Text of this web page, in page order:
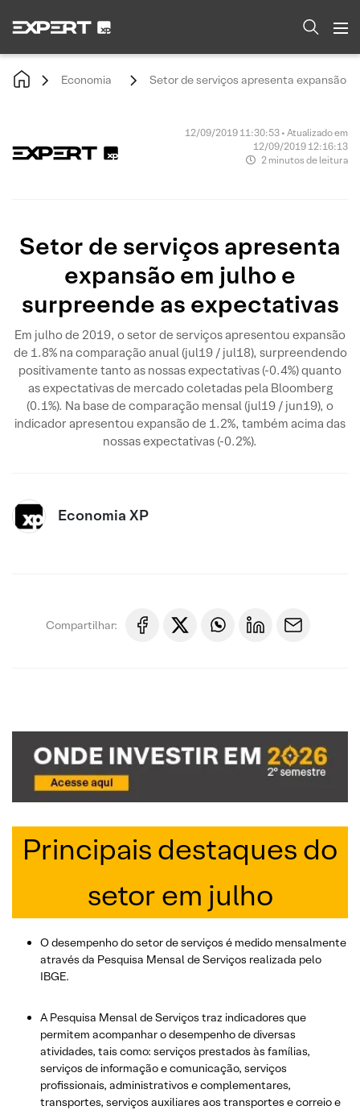
Economia Setor de serviços apresenta expansão
12/09/2019 11:30:53 • Atualizado em
12/09/2019 12:16:13
2 minutos de leitura
Setor de serviços apresenta
expansão em julho e
surpreende as expectativas
Em julho de 2019, o setor de serviços apresentou expansão
de 1.8% na comparação anual (jul19 / jul18), surpreendendo
positivamente tanto as nossas expectativas (-0.4%) quanto
as expectativas de mercado coletadas pela Bloomberg
(0.1%). Na base de comparação mensal (jul19 / jun19), o
indicador apresentou expansão de 1.2%, também acima das
nossas expectativas (-0.2%).
Economia XP
Compartilhar:
Principais destaques do
setor em julho
O desempenho do setor de serviços é medido mensalmente
através da Pesquisa Mensal de Serviços realizada pelo
IBGE.
A Pesquisa Mensal de Serviços traz indicadores que
permitem acompanhar o desempenho de diversas
atividades, tais como: serviços prestados às famílias,
serviços de informação e comunicação, serviços
profissionais, administrativos e complementares,
transportes, serviços auxiliares aos transportes e correio e